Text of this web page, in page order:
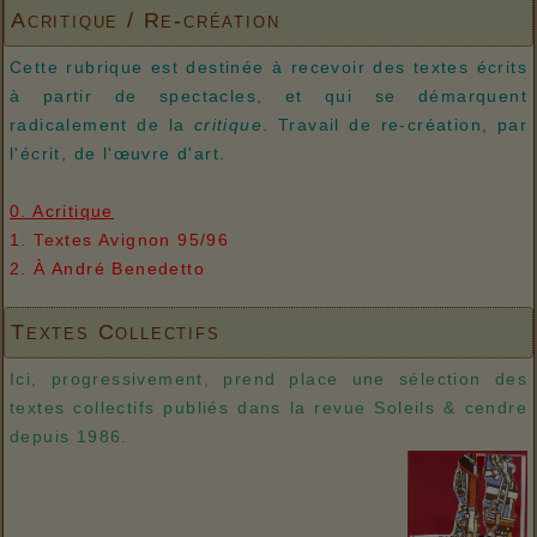
Acritique / Re-création
Cette rubrique est destinée à recevoir des textes écrits
à partir de spectacles, et qui se démarquent
radicalement de la critique . Travail de re-création, par
l'écrit, de l'œuvre d'art.
0. Acritique
1. Textes Avignon 95/96
2. À André Benedetto
Textes Collectifs
Ici, progressivement, prend place une sélection des
textes collectifs publiés dans la revue Soleils & cendre
depuis 1986.